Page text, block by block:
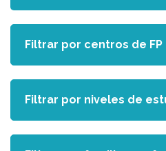
Filtrar por centros de
Filtrar por niveles de